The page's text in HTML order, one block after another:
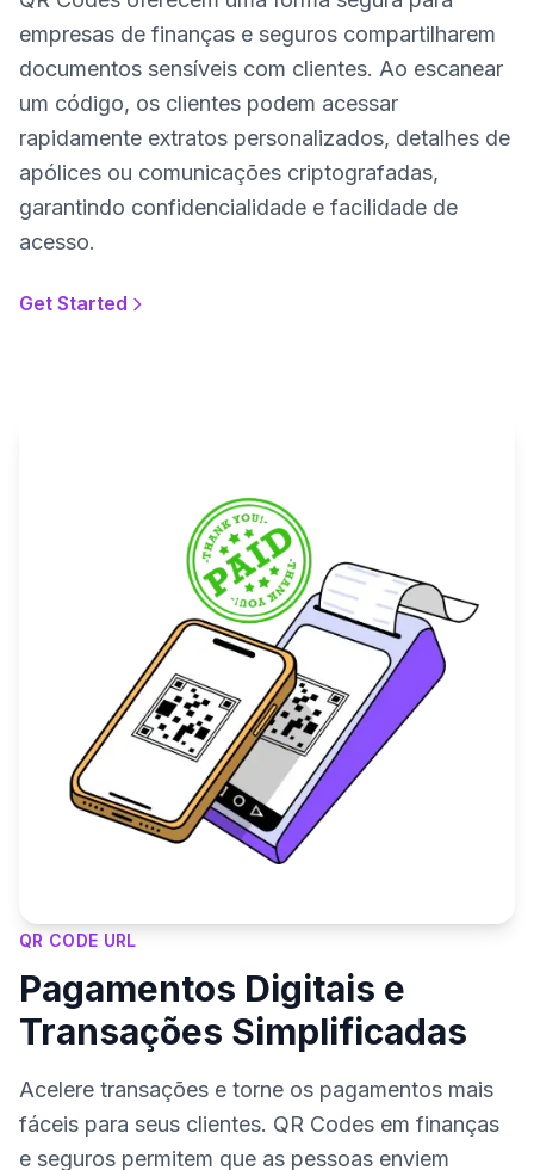
empresas de finanças e seguros compartilharem
documentos sensíveis com clientes. Ao escanear
um código, os clientes podem acessar
rapidamente extratos personalizados, detalhes de
apólices ou comunicações criptografadas,
garantindo confidencialidade e facilidade de
acesso.
Get Started
QR CODE URL
Pagamentos Digitais e
Transações Simplificadas
Acelere transações e torne os pagamentos mais
fáceis para seus clientes. QR Codes em finanças
e seguros permitem que as pessoas enviem